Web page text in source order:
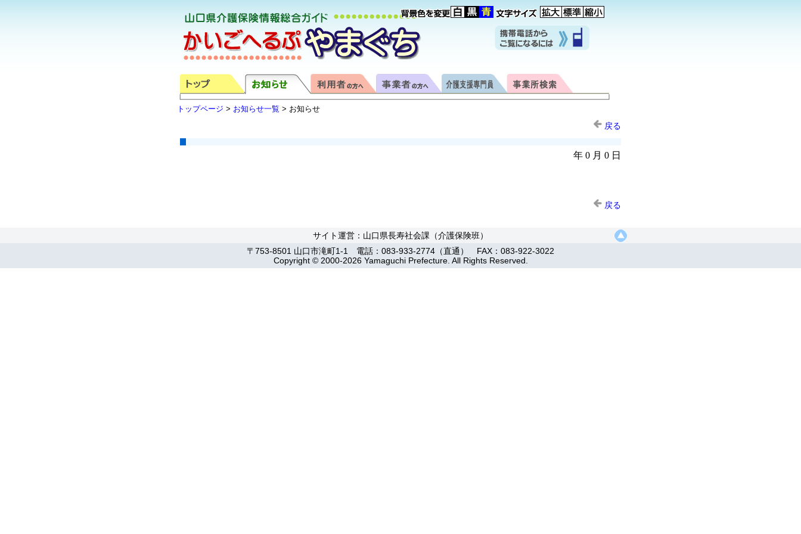
トップページ > お知らせ一覧 > お知らせ
戻る
年 0 月 0 日
戻る
サイト運営：山口県長寿社会課（介護保険班）
〒753-8501 山口市滝町1-1 電話：083-933-2774（直通） FAX：083-922-3022
Copyright © 2000-2026 Yamaguchi Prefecture. All Rights Reserved.